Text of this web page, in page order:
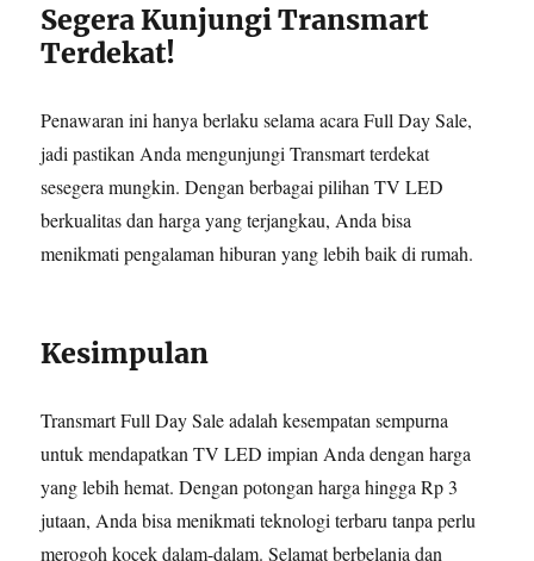
Segera Kunjungi Transmart
Terdekat!
Penawaran ini hanya berlaku selama acara Full Day Sale,
jadi pastikan Anda mengunjungi Transmart terdekat
sesegera mungkin. Dengan berbagai pilihan TV LED
berkualitas dan harga yang terjangkau, Anda bisa
menikmati pengalaman hiburan yang lebih baik di rumah.
Kesimpulan
Transmart Full Day Sale adalah kesempatan sempurna
untuk mendapatkan TV LED impian Anda dengan harga
yang lebih hemat. Dengan potongan harga hingga Rp 3
jutaan, Anda bisa menikmati teknologi terbaru tanpa perlu
merogoh kocek dalam-dalam. Selamat berbelanja dan